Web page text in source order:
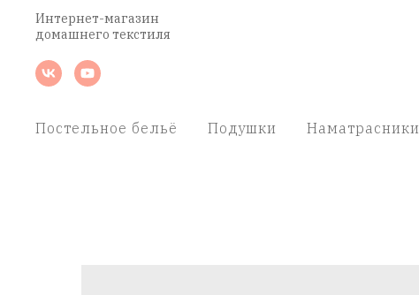
Интернет-магазин
домашнего текстиля
Постельное бельё Подушки Наматрасники